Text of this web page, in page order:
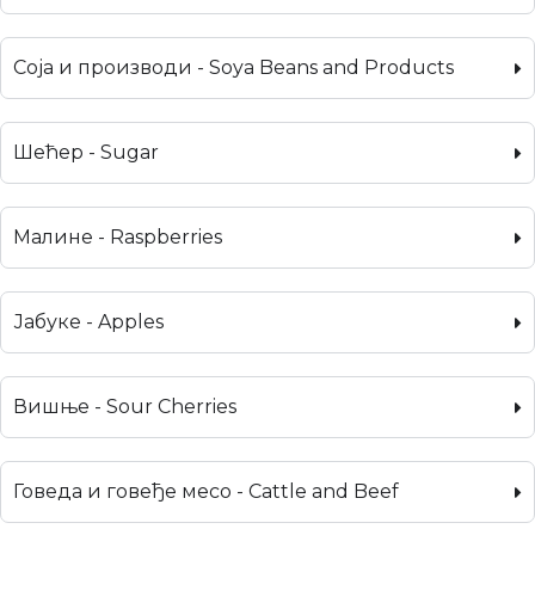
Соја и производи - Soya Beans and Products
Шећер - Sugar
Малине - Raspberries
Јабуке - Apples
Вишње - Sour Cherries
Говеда и говеђе месо - Cattle and Beef